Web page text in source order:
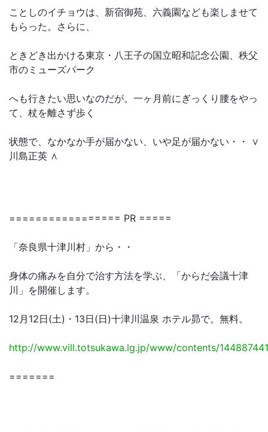
ことしのイチョウは、新宿御苑、六義園なども楽しませて
もらった。さらに、
ときどき出かける東京・八王子の国立昭和記念公園、秩父
市のミューズパーク
へも行きたい思いなのだが。一ヶ月前にぎっくり腰をやっ
て、杖を離さず歩く
状態で、なかなか手が届かない、いや足が届かない・・ ∨
川島正英 ∧
================= PR =====
「奈良県十津川村」から・・
身体の痛みを自分で治す方法を学ぶ、「からだ会議十津
川」を開催します。
12月12日(土)・13日(日)十津川温泉 ホテル昴で。無料。
http://www.vill.totsukawa.lg.jp/www/contents/
=======